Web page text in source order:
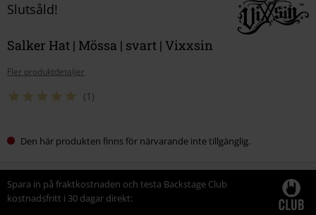
Slutsåld!
Salker Hat | Mössa | svart | Vixxsin
Fler produktdetaljer
(1)
Den här produkten finns för närvarande inte tillgänglig.
Spara in på fraktkostnaden och testa Backstage Club
kostnadsfritt i 30 dagar direkt: